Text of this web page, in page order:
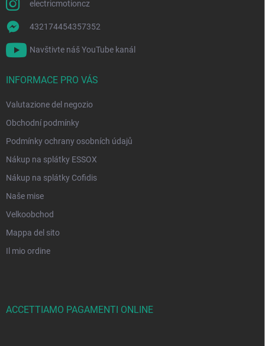
electricmotioncz
432174454357352
Navštivte náš YouTube kanál
INFORMACE PRO VÁS
Valutazione del negozio
Obchodní podmínky
Podmínky ochrany osobních údajů
Nákup na splátky ESSOX
Nákup na splátky Cofidis
Naše mise
Velkoobchod
Mappa del sito
Il mio ordine
ACCETTIAMO PAGAMENTI ONLINE